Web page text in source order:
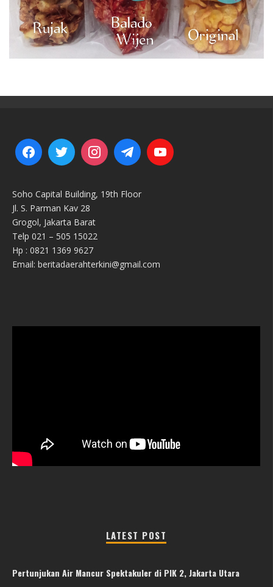
Soho Capital Building, 19th Floor
Jl. S. Parman Kav 28
Grogol, Jakarta Barat
Telp 021 – 505 15022
Hp : 0821 1369 9627
Email: beritadaerahterkini@gmail.com
LATEST POST
Pertunjukan Air Mancur Spektakuler di PIK 2, Jakarta Utara